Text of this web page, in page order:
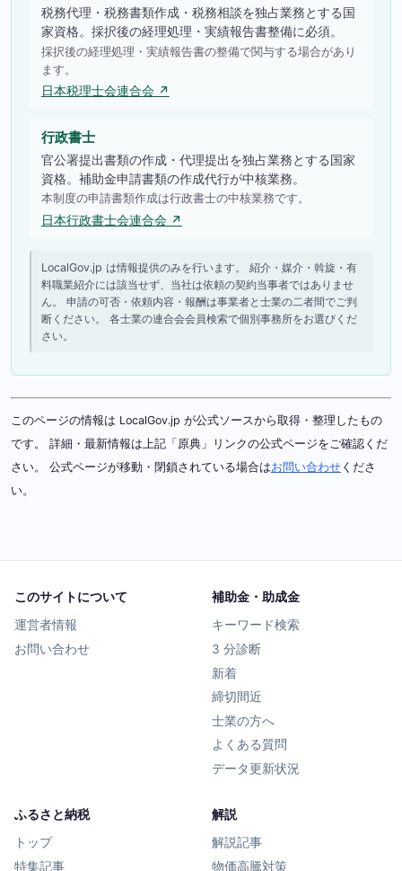
税務代理・税務書類作成・税務相談を独占業務とする国
家資格。採択後の経理処理・実績報告書整備に必須。
採択後の経理処理・実績報告書の整備で関与する場合があり
ます。
日本税理士会連合会 ↗
行政書士
官公署提出書類の作成・代理提出を独占業務とする国家
資格。補助金申請書類の作成代行が中核業務。
本制度の申請書類作成は行政書士の中核業務です。
日本行政書士会連合会 ↗
LocalGov.jp は情報提供のみを行います。 紹介・媒介・斡旋・有
料職業紹介には該当せず、当社は依頼の契約当事者ではありませ
ん。 申請の可否・依頼内容・報酬は事業者と士業の二者間でご判
断ください。 各士業の連合会会員検索で個別事務所をお選びくだ
さい。
このページの情報は LocalGov.jp が公式ソースから取得・整理したもの
です。 詳細・最新情報は上記「原典」リンクの公式ページをご確認くだ
さい。 公式ページが移動・閉鎖されている場合はお問い合わせ くださ
い。
このサイトについて
運営者情報
お問い合わせ
補助金・助成金
キーワード検索
3 分診断
新着
締切間近
士業の方へ
よくある質問
データ更新状況
ふるさと納税
トップ
特集記事
解説
解説記事
物価高騰対策